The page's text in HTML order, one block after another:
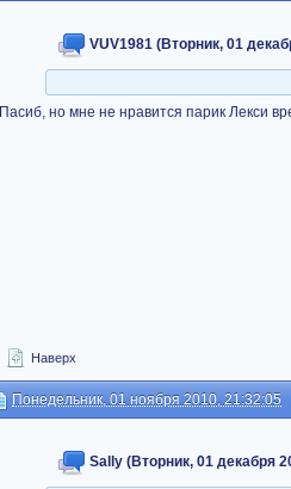
VUV1981 (Вторник, 01
Пасиб, но мне не нравится парик Лекси
Наверх
Понедельник, 01 ноября 2010, 21:32:05
Sally (Вторник, 01 декабря